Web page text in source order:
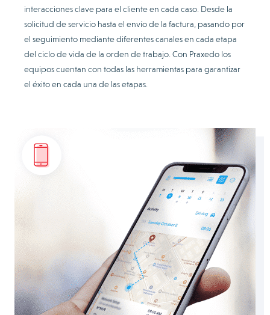
interacciones clave para el cliente en cada caso. Desde la
solicitud de servicio hasta el envío de la factura, pasando por
el seguimiento mediante diferentes canales en cada etapa
del ciclo de vida de la orden de trabajo. Con Praxedo los
equipos cuentan con todas las herramientas para garantizar
el éxito en cada una de las etapas.